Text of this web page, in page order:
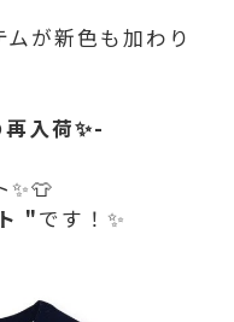
が新色も加わり
入荷✨-
✨👕
"です！✨